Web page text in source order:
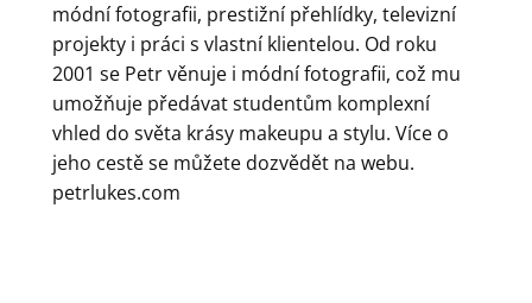
módní fotografii, prestižní přehlídky, televizní
projekty i práci s vlastní klientelou. Od roku
2001 se Petr věnuje i módní fotografii, což mu
umožňuje předávat studentům komplexní
vhled do světa krásy makeupu a stylu. Více o
jeho cestě se můžete dozvědět na webu.
petrlukes.com